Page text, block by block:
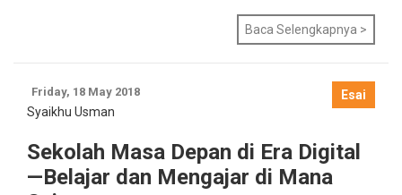
Baca Selengkapnya >
Esai
Friday, 18 May 2018
Syaikhu Usman
Sekolah Masa Depan di Era Digital
—Belajar dan Mengajar di Mana